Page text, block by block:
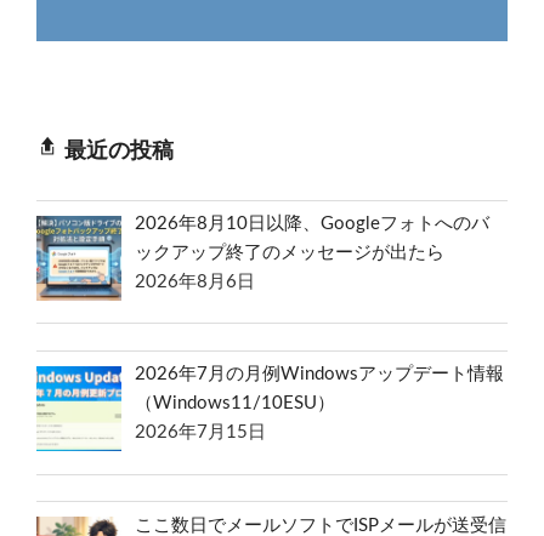
最近の投稿
2026年8月10日以降、Googleフォトへのバ
ックアップ終了のメッセージが出たら
2026年8月6日
2026年7月の月例Windowsアップデート情報
（Windows11/10ESU）
2026年7月15日
ここ数日でメールソフトでISPメールが送受信